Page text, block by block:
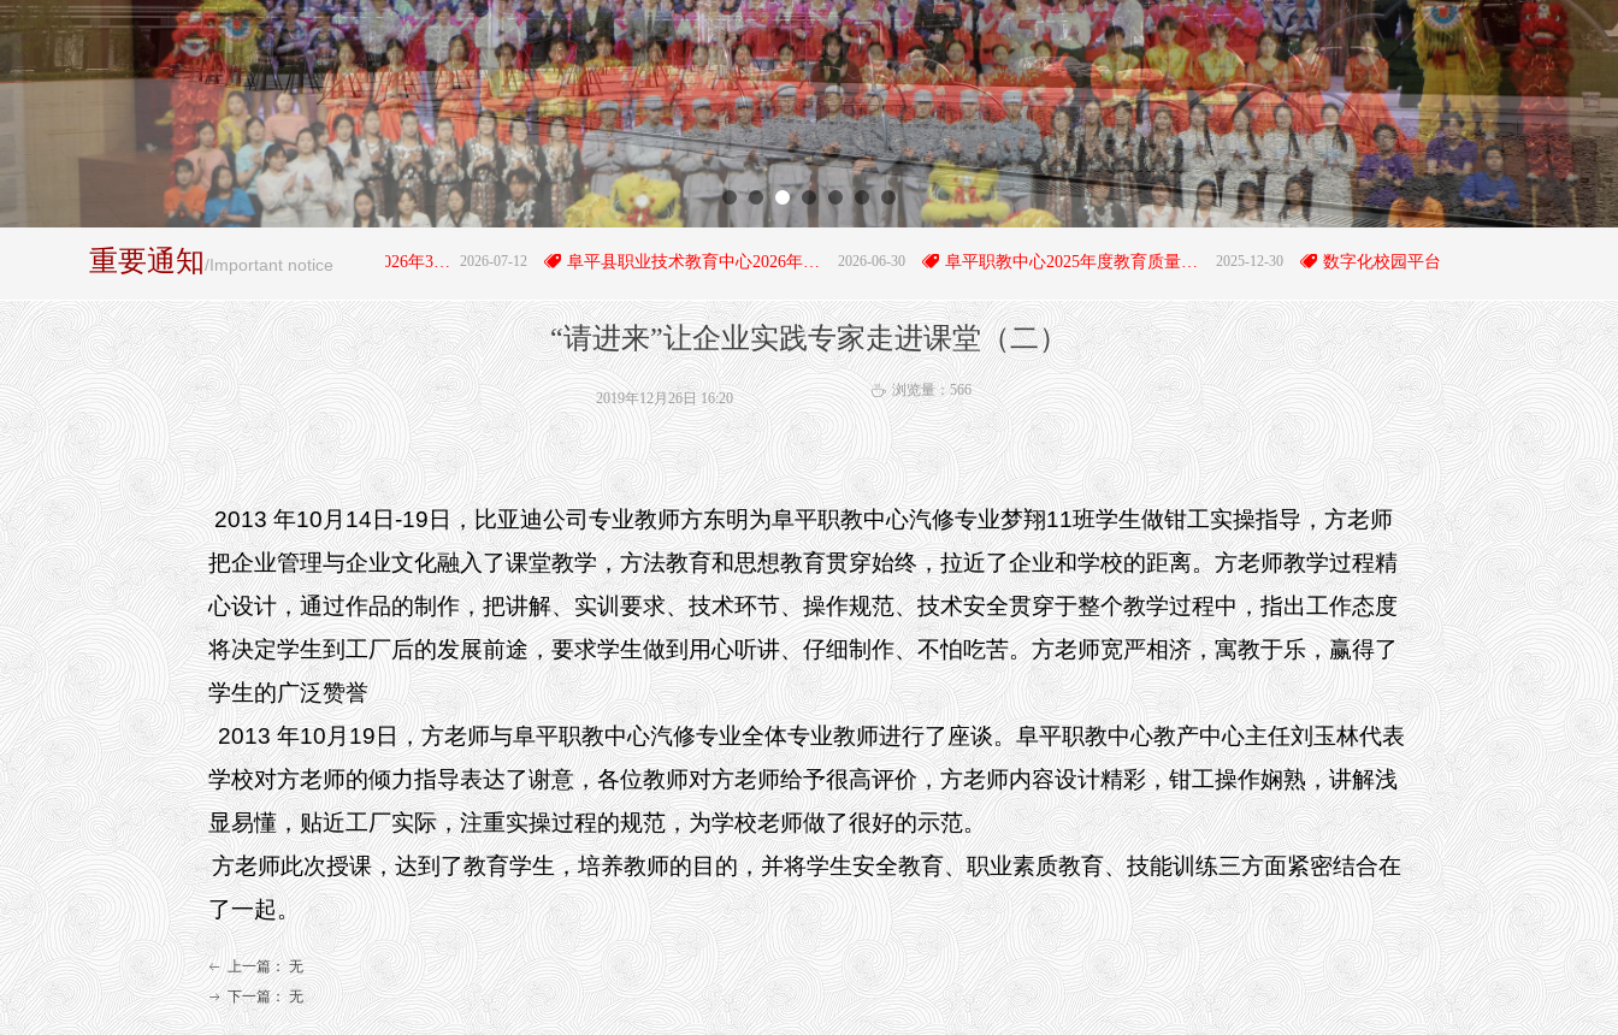
重要通知/Important notice 2026-07-12
뀄 阜平县职业技术教育中心2026年3+4"贯通培养项目拟录取学生名单公示 2026-06-30
뀄 阜平县职业技术教育中心2026年招生简章 2025-12-30
뀄 阜平职教中心2025年度教育质量年度报告 뀄 数字化校园平台
“请进来”让企业实践专家走进课堂（二）
2013年10月14日-19日，比亚迪公司专业教师方东明为阜平职教中心汽修专业梦翔11班学生做钳工实操指导，方老师
把企业管理与企业文化融入了课堂教学，方法教育和思想教育贯穿始终，拉近了企业和学校的距离。方老师教学过程精
心设计，通过作品的制作，把讲解、实训要求、技术环节、操作规范、技术安全贯穿于整个教学过程中，指出工作态度
将决定学生到工厂后的发展前途，要求学生做到用心听讲、仔细制作、不怕吃苦。方老师宽严相济，寓教于乐，赢得了
学生的广泛赞誉
2013年10月19日，方老师与阜平职教中心汽修专业全体专业教师进行了座谈。阜平职教中心教产中心主任刘玉林代表
学校对方老师的倾力指导表达了谢意，各位教师对方老师给予很高评价，方老师内容设计精彩，钳工操作娴熟，讲解浅
显易懂，贴近工厂实际，注重实操过程的规范，为学校老师做了很好的示范。
方老师此次授课，达到了教育学生，培养教师的目的，并将学生安全教育、职业素质教育、技能训练三方面紧密结合在
了一起。
2019年12月26日 16:20 ꄘ 浏览量：566
ꂃ 上一篇： 无
ꁹ 下一篇： 无